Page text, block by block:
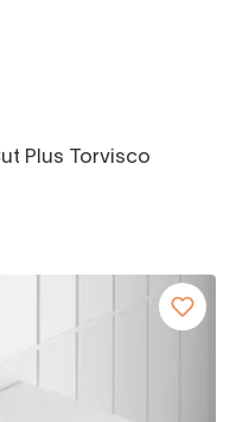
Plus Torvisco